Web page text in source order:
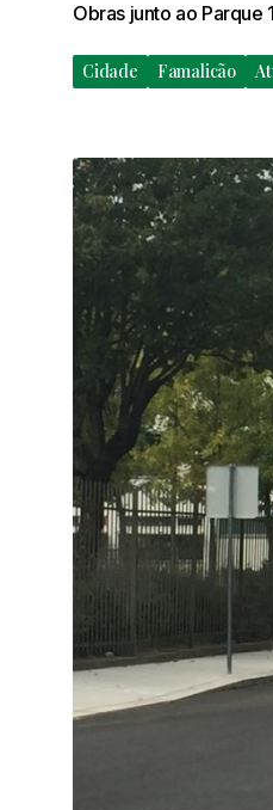
Obras junto ao Parque
Cidade Famalicão